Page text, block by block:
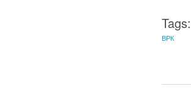
Tags:
ВРК